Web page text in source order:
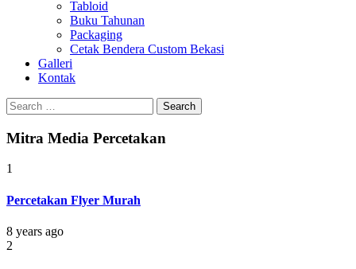
Tabloid
Buku Tahunan
Packaging
Cetak Bendera Custom Bekasi
Galleri
Kontak
Search
for:
Mitra Media Percetakan
1
Percetakan Flyer Murah
8 years ago
2